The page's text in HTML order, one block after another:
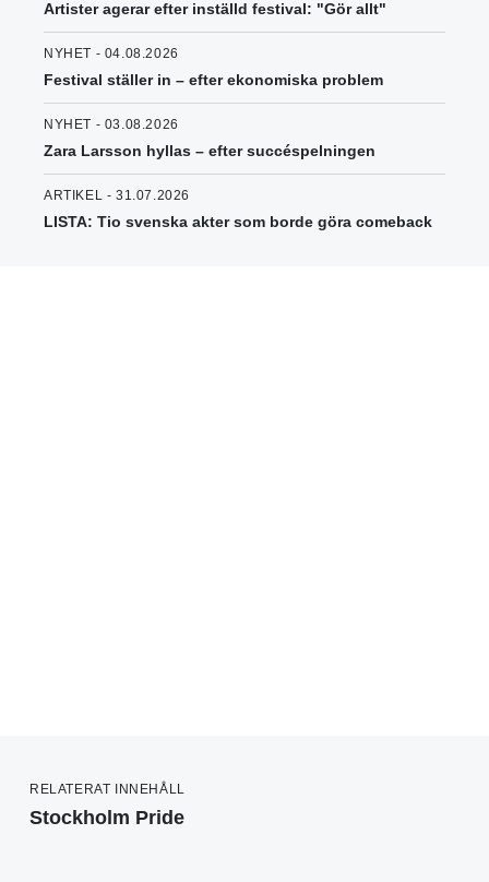
Artister agerar efter inställd festival: "Gör allt"
NYHET - 04.08.2026
Festival ställer in – efter ekonomiska problem
NYHET - 03.08.2026
Zara Larsson hyllas – efter succéspelningen
ARTIKEL - 31.07.2026
LISTA: Tio svenska akter som borde göra comeback
RELATERAT INNEHÅLL
Stockholm Pride